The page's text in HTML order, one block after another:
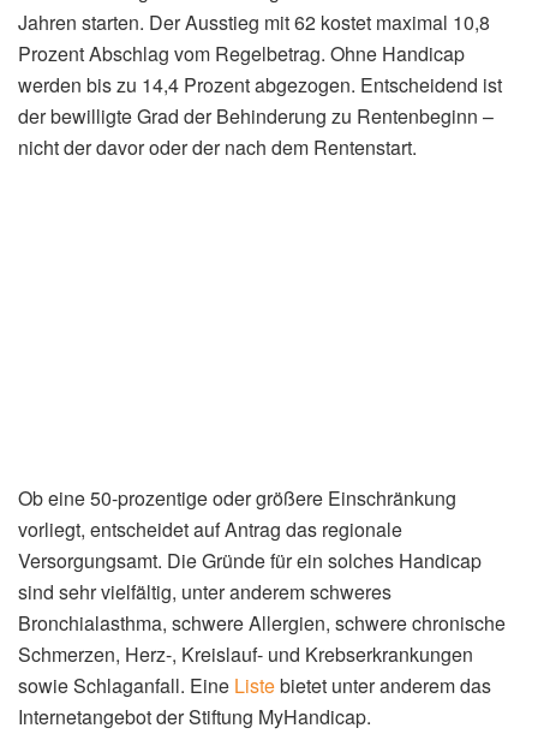
Jahren starten. Der Ausstieg mit 62 kostet maximal 10,8
Prozent Abschlag vom Regelbetrag. Ohne Handicap
werden bis zu 14,4 Prozent abgezogen. Entscheidend ist
der bewilligte Grad der Behinderung zu Rentenbeginn –
nicht der davor oder der nach dem Rentenstart.
Ob eine 50-prozentige oder größere Einschränkung
vorliegt, entscheidet auf Antrag das regionale
Versorgungsamt. Die Gründe für ein solches Handicap
sind sehr vielfältig, unter anderem schweres
Bronchialasthma, schwere Allergien, schwere chronische
Schmerzen, Herz-, Kreislauf- und Krebserkrankungen
sowie Schlaganfall. Eine Listebietet unter anderem das
Internetangebot der Stiftung MyHandicap.